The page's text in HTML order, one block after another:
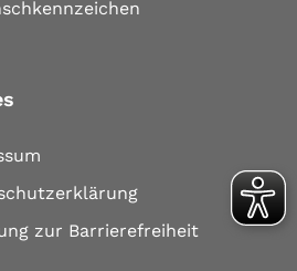
zur Barrierefreiheit